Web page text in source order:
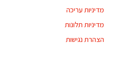
מדיניות עריכה
מדיניות תלונות
הצהרת נגישות